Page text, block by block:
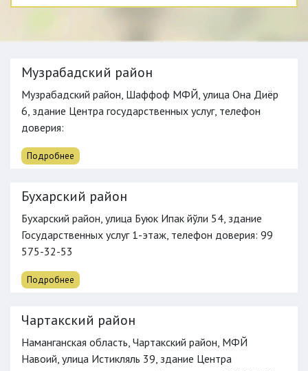
Количество бюро:8
Самаркандская область
Сурхандарьинская область
Количество бюро:12
Сырдарьинская область
Количество бюро:
Количество бюро:17
Ферганская область
Количество бюро:17
Хорезмская область
Количество бюро:
Музрабадский район
Музрабадский район, Шаффоф МФЙ, улица Она Диёр
6, здание Центра государственных услуг, телефон
доверия:
Подробнее
Бухарский район
Бухарский район, улица Буюк Ипак йўли 54, здание
Государственных услуг 1-этаж, телефон доверия: 99
575-32-53
Подробнее
Чартакский район
Наманганская область, Чартакский район, МФЙ
Навоий, улица Истикляль 39, здание Центра